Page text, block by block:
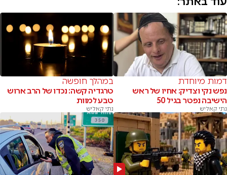
דמות מיוחדת
נפש נקי וצדיק: אחיו של ראש
הישיבה נפטר בגיל 50
נתי קאליש
במהלך חופשה
טרגדיה קשה: נכדו של הרב ארוש
טבע למוות
נתי קאליש